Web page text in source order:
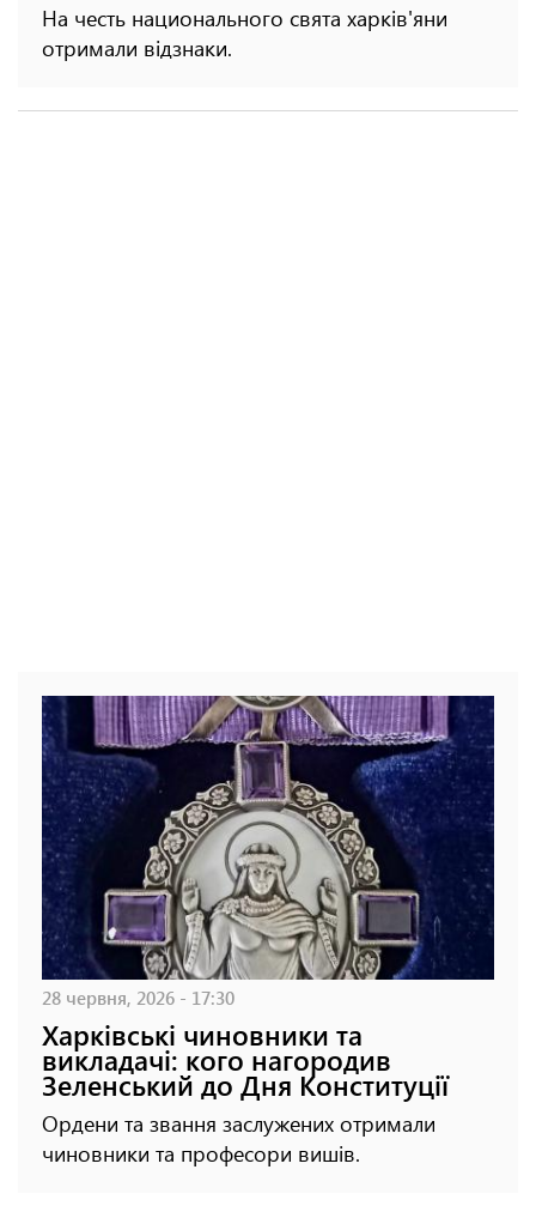
На честь национального свята харків'яни
отримали відзнаки.
28 червня, 2026 - 17:30
Харківські чиновники та
викладачі: кого нагородив
Зеленський до Дня Конституції
Ордени та звання заслужених отримали
чиновники та професори вишів.